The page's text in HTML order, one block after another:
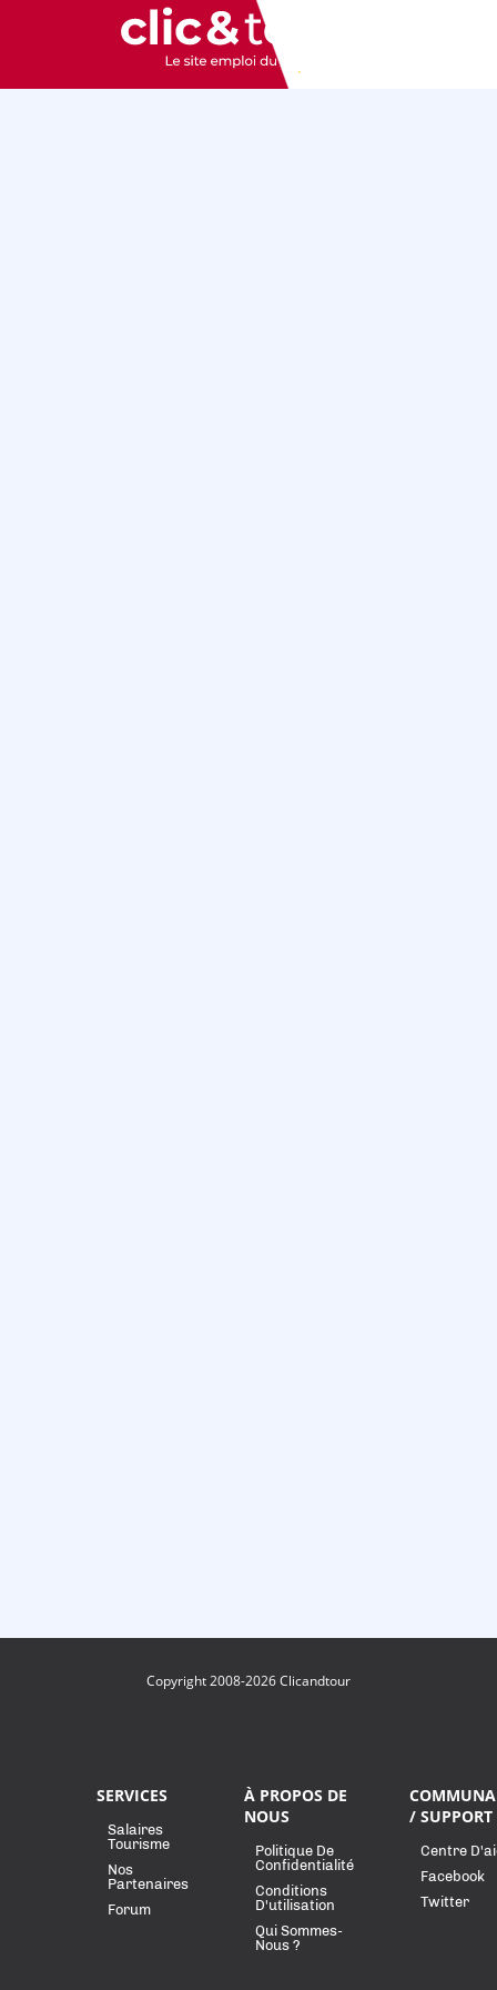
Copyright 2008-2026 Clicandtour
SERVICES
Salaires
Tourisme
Nos
Partenaires
Forum
À PROPOS DE
NOUS
Politique De
Confidentialité
Conditions
D'utilisation
Qui Sommes-
Nous ?
/ SUPPORT
Centre
Facebook
Twitter